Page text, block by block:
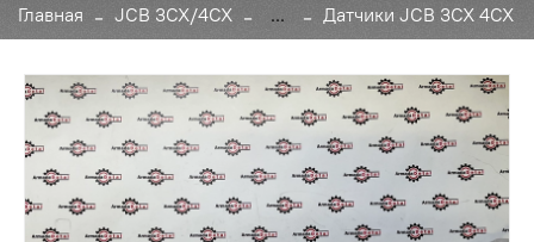
Главная JCB 3CX/4CX ... Датчики JCB 3CX 4CX